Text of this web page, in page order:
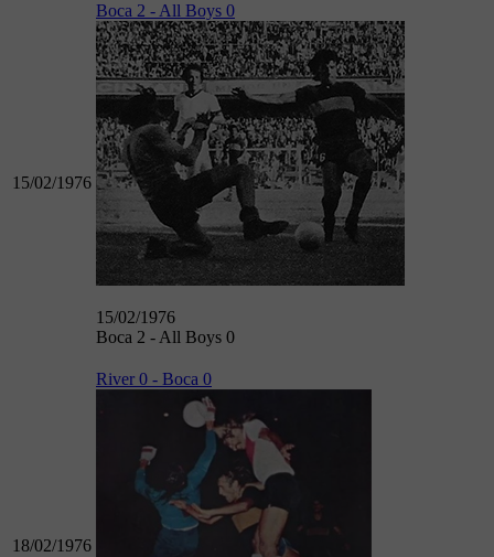
15/02/1976
Boca 2 - All Boys 0
15/02/1976
Boca 2 - All Boys 0
18/02/1976
River 0 - Boca 0